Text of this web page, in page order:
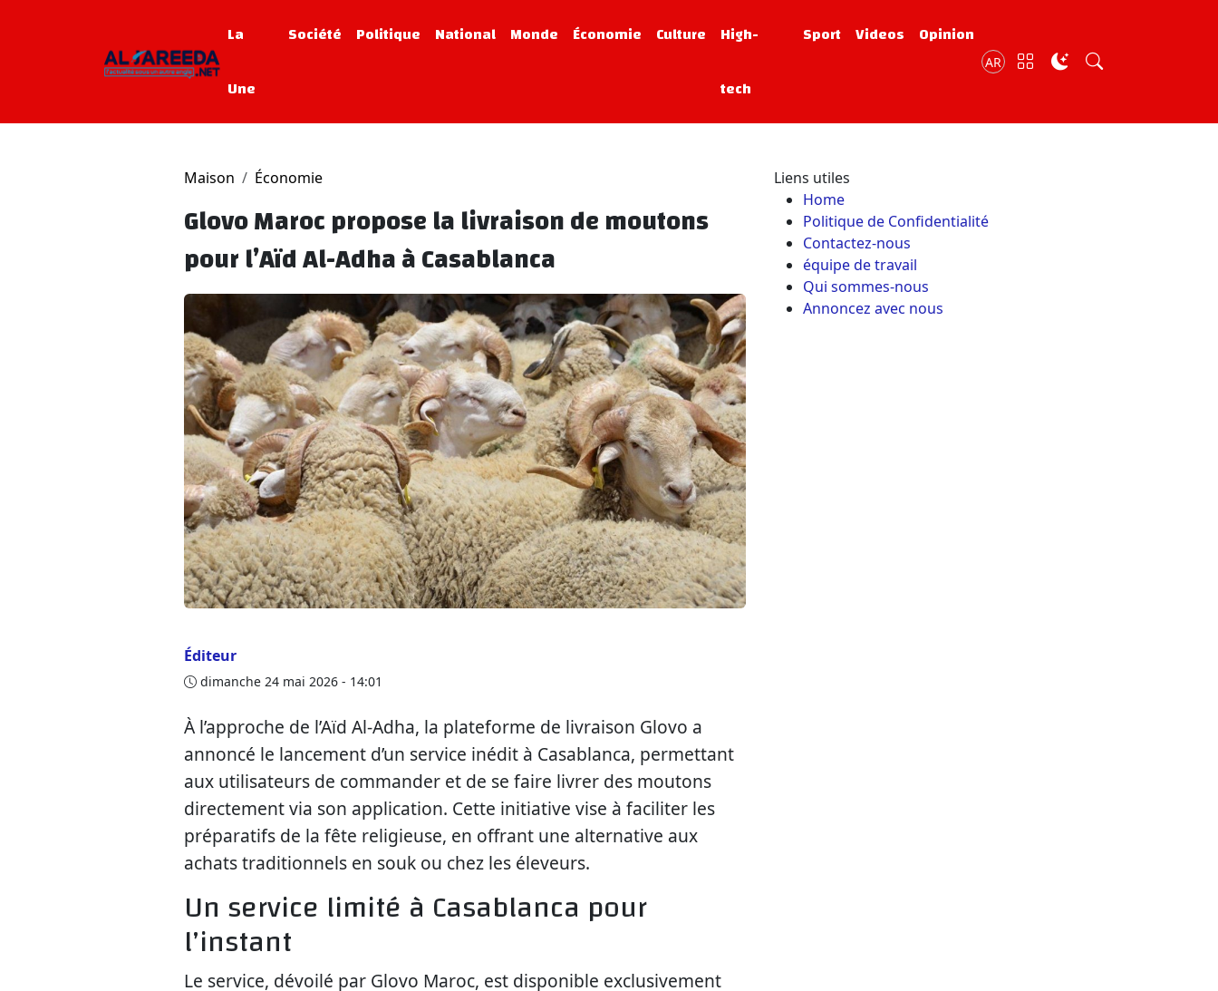
La
Une
Société Politique National Monde Économie Culture High-
tech
Sport Videos Opinion
AR
Maison Économie
Glovo Maroc propose la livraison de moutons
pour l’Aïd Al-Adha à Casablanca
Éditeur
dimanche 24 mai 2026 - 14:01
À l’approche de l’Aïd Al-Adha, la plateforme de livraison Glovo a
annoncé le lancement d’un service inédit à Casablanca, permettant
aux utilisateurs de commander et de se faire livrer des moutons
directement via son application. Cette initiative vise à faciliter les
préparatifs de la fête religieuse, en offrant une alternative aux
achats traditionnels en souk ou chez les éleveurs.
Un service limité à Casablanca pour
l’instant
Le service, dévoilé par Glovo Maroc, est disponible exclusivement
Liens utiles
Home
Politique de Confidentialité
Contactez-nous
équipe de travail
Qui sommes-nous
Annoncez avec nous